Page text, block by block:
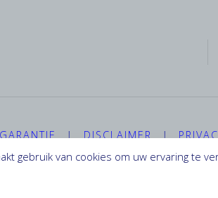
GARANTIE | DISCLAIMER |
Service Portugal
gebruik van cookies om uw ervaring te